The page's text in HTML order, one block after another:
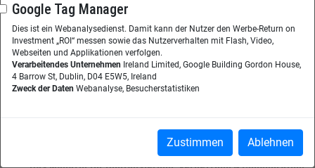
Deshalb sollte man ihren Aussagen und Empfe...
Weiterlesen
Google Tag Manager
Dies ist ein Webanalysedienst. Damit kann der Nutzer den Werbe-Return on
Investment „ROI“ messen sowie das Nutzerverhalten mit Flash, Video,
Webseiten und Applikationen verfolgen.
Verarbeitendes Unternehmen Ireland Limited, Google Building Gordon House,
4 Barrow St, Dublin, D04 E5W5, Ireland
Zweck der Daten Webanalyse, Besucherstatistiken
Zustimmen Ablehnen